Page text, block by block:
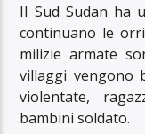
Il Sud Sudan ha
continuano le
milizie armate
villaggi vengono
violentate,
bambini soldato.